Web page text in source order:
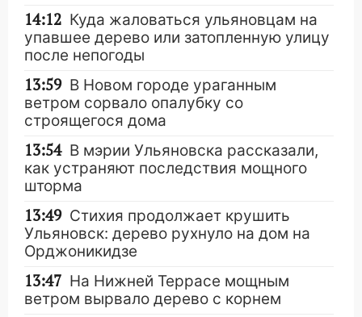
14:12 Куда жаловаться ульяновцам на
упавшее дерево или затопленную улицу
после непогоды
13:59 В Новом городе ураганным
ветром сорвало опалубку со
строящегося дома
13:54 В мэрии Ульяновска рассказали,
как устраняют последствия мощного
шторма
13:49 Стихия продолжает крушить
Ульяновск: дерево рухнуло на дом на
Орджоникидзе
13:47 На Нижней Террасе мощным
ветром вырвало дерево с корнем